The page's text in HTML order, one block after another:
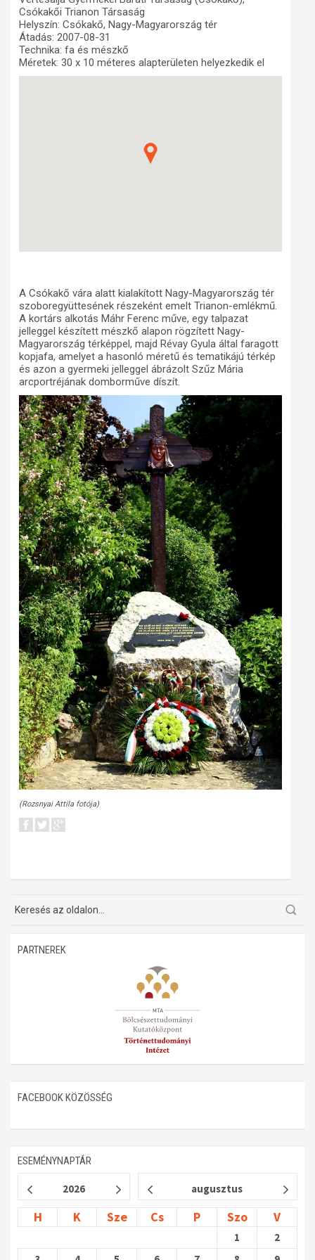
Műhelymunkák
Csókakői Trianon Társaság
Helyszín: Csókakő, Nagy-Magyarország tér
Átadás: 2007-08-31
Technika: fa és mészkő
Méretek: 30 x 10 méteres alapterületen helyezkedik el
A Csókakő vára alatt kialakított Nagy-Magyarország tér
szoboregyüttesének részeként emelt Trianon-emlékmű.
A kortárs alkotás Máhr Ferenc műve, egy talpazat
jelleggel készített mészkő alapon rögzített Nagy-
Magyarország térképpel, majd Révay Gyula által faragott
kopjafa, amelyet a hasonló méretű és tematikájú térkép
és azon a gyermeki jelleggel ábrázolt Szűz Mária
arcportréjának domborműve díszít.
(Rozsnyai Attila fotója)
PARTNEREK
FACEBOOK KÖZÖSSÉG
ESEMÉNYNAPTÁR
2026 augusztus
H K Sze Cs P Szo V
1
2